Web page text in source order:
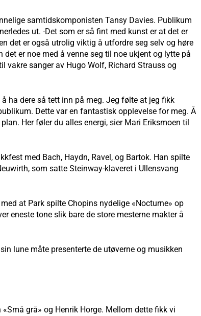
samtidskomponisten Tansy Davies. Publikum
ut. -Det som er så fint med kunst er at det er
det er også utrolig viktig å utfordre seg selv og høre
er noe med å venne seg til noe ukjent og lytte på
sanger av Hugo Wolf, Richard Strauss og
ha dere så tett inn på meg. Jeg følte at jeg fikk
Dette var en fantastisk opplevelse for meg. Å
Her føler du alles energi, sier Mari Eriksmoen til
med Bach, Haydn, Ravel, og Bartok. Han spilte
som satte Steinway-klaveret i Ullensvang
at Park spilte Chopins nydelige «Nocturne» op
eneste tone slik bare de store mesterne makter å
lune måte presenterte de utøverne og musikken
grå» og Henrik Horge. Mellom dette fikk vi